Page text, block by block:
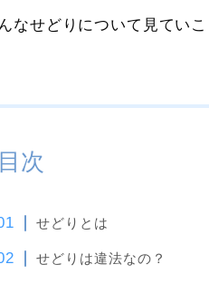
なせどりについて見ていこ
目次
せどりとは
せどりは違法なの？